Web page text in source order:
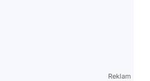
Reklam